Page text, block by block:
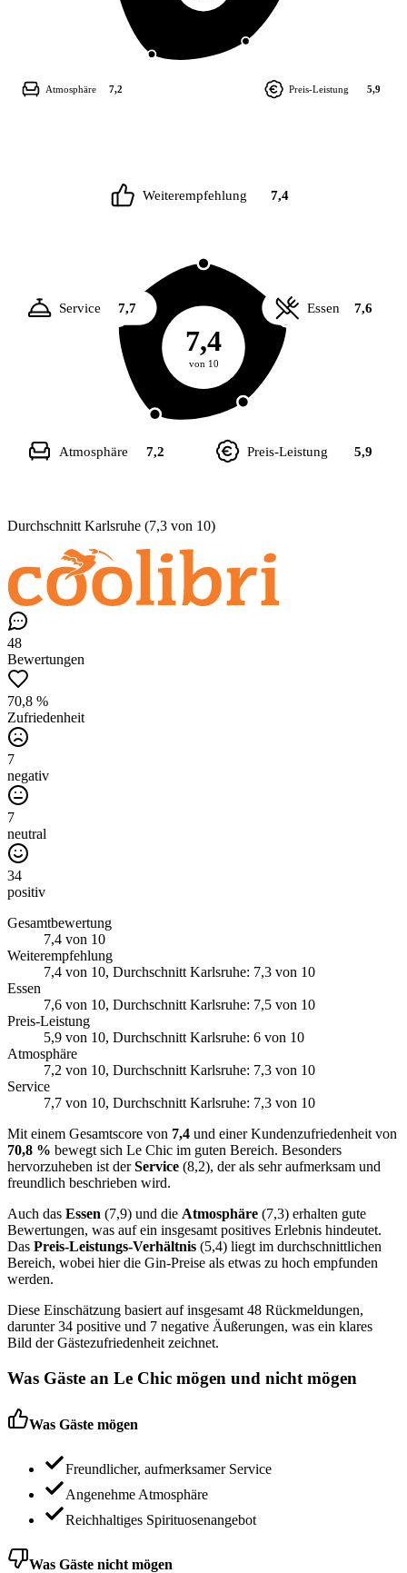
Preis-Leistung 5,9
Atmosphäre 7,2
7,4
von 10
Weiterempfehlung 7,4
Essen 7,6
Preis-Leistung 5,9
Atmosphäre 7,2
Service 7,7
Durchschnitt Karlsruhe (7,3 von 10)
48
Bewertungen
70,8 %
Zufriedenheit
7
negativ
7
neutral
34
positiv
Gesamtbewertung
7,4 von 10
Weiterempfehlung
7,4 von 10, Durchschnitt Karlsruhe: 7,3 von 10
Essen
7,6 von 10, Durchschnitt Karlsruhe: 7,5 von 10
Preis-Leistung
5,9 von 10, Durchschnitt Karlsruhe: 6 von 10
Atmosphäre
7,2 von 10, Durchschnitt Karlsruhe: 7,3 von 10
Service
7,7 von 10, Durchschnitt Karlsruhe: 7,3 von 10
Mit einem Gesamtscore von 7,4 und einer Kundenzufriedenheit von
70,8 % bewegt sich Le Chic im guten Bereich. Besonders
hervorzuheben ist derService (8,2), der als sehr aufmerksam und
freundlich beschrieben wird.
Auch das Essen (7,9) und die Atmosphäre (7,3) erhalten gute
Bewertungen, was auf ein insgesamt positives Erlebnis hindeutet.
Das Preis-Leistungs-Verhältnis (5,4) liegt im durchschnittlichen
Bereich, wobei hier die Gin-Preise als etwas zu hoch empfunden
werden.
Diese Einschätzung basiert auf insgesamt 48 Rückmeldungen,
darunter 34 positive und 7 negative Äußerungen, was ein klares
Bild der Gästezufriedenheit zeichnet.
Was Gäste an Le Chic mögen und nicht mögen
Was Gäste mögen
Freundlicher, aufmerksamer Service
Angenehme Atmosphäre
Reichhaltiges Spirituosenangebot
Was Gäste nicht mögen